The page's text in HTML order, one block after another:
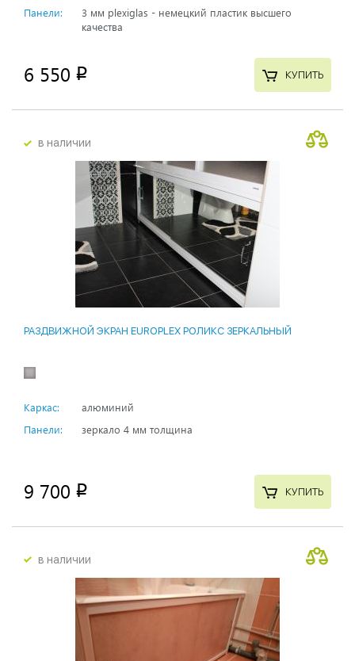
Панели:
3 мм plexiglas - немецкий пластик высшего
качества
6 550 p КУПИТЬ
в наличии
РАЗДВИЖНОЙ ЭКРАН EUROPLEX РОЛИКС ЗЕРКАЛЬНЫЙ
Каркас:
алюминий
Панели:
зеркало 4 мм толщина
9 700 p КУПИТЬ
в наличии